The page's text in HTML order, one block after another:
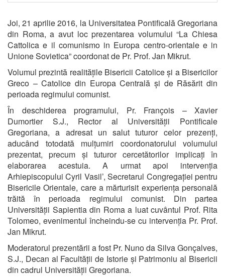
Joi, 21 aprilie 2016, la Universitatea Pontificală Gregoriana
din Roma, a avut loc prezentarea volumului “La Chiesa
Cattolica e il comunismo in Europa centro-orientale e in
Unione Sovietica” coordonat de Pr. Prof. Jan Mikrut.
Volumul prezintă realitățile Bisericii Catolice și a Bisericilor
Greco – Catolice din Europa Centrală și de Răsărit din
perioada regimului comunist.
În deschiderea programului, Pr. François – Xavier
Dumortier S.J., Rector al Universității Pontificale
Gregoriana, a adresat un salut tuturor celor prezenți,
aducând totodată mulțumiri coordonatorului volumului
prezentat, precum și tuturor cercetătorilor implicați în
elaborarea acestuia. A urmat apoi intervenția
Arhiepiscopului Cyril Vasil’, Secretarul Congregației pentru
Bisericile Orientale, care a mărturisit experiența personală
trăită în perioada regimului comunist. Din partea
Universității Sapientia din Roma a luat cuvântul Prof. Rita
Tolomeo, evenimentul încheindu-se cu intervenția Pr. Prof.
Jan Mikrut.
Moderatorul prezentării a fost Pr. Nuno da Silva Gonçalves,
S.J., Decan al Facultății de Istorie și Patrimoniu al Bisericii
din cadrul Universității Gregoriana.